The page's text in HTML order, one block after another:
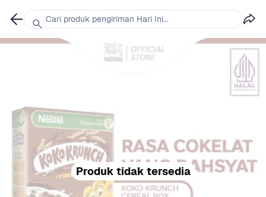
Produk tidak tersedia
Cari produk pengiriman Hari Ini...